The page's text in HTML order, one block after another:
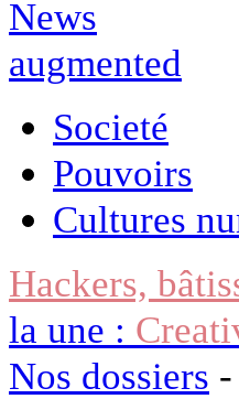
Societé
Pouvoirs
Cultures
Hackers,
la une :
Nos dossiers -